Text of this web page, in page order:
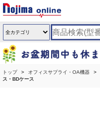
トップ オフィスサプライ・OA機器
ス・BDケース